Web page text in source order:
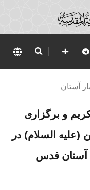
آستان
و برگزاری
السلام) در
آستان قدس